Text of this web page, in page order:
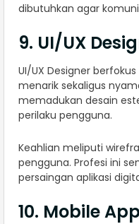
dibutuhkan agar
9. UI/UX
UI/UX Designer
menarik sekaligus
memadukan desain
perilaku pengguna.
Keahlian meliputi
pengguna. Profesi ini
persaingan aplikasi
10. Mobile